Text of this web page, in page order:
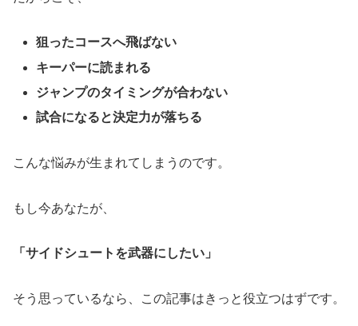
狙ったコースへ飛ばない
キーパーに読まれる
ジャンプのタイミングが合わない
試合になると決定力が落ちる
こんな悩みが生まれてしまうのです。
もし今あなたが、
「サイドシュートを武器にしたい」
そう思っているなら、この記事はきっと役立つはずです。